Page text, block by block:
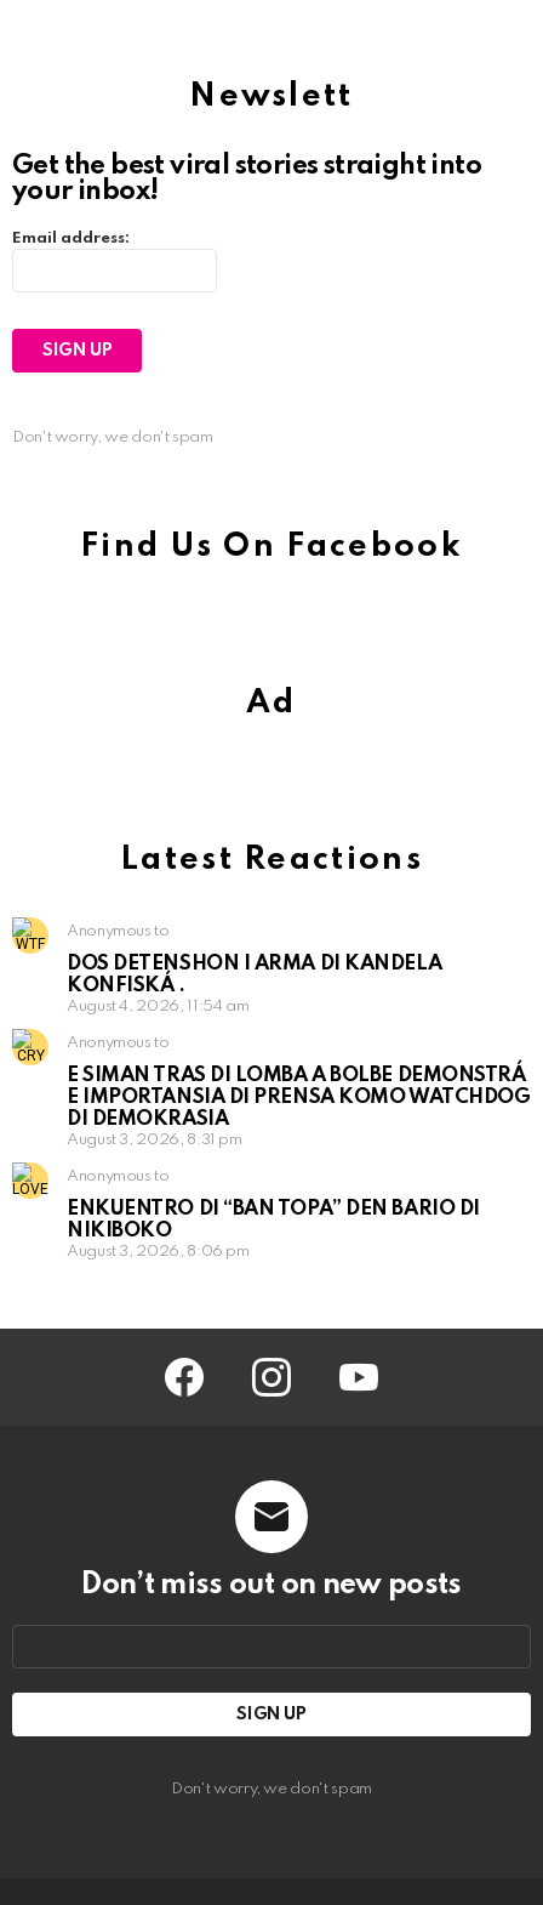
Newslett
Get the best viral stories straight into
your inbox!
Email address:
Don't worry, we don't spam
Find Us On Facebook
Ad
Latest Reactions
Anonymous to
DOS DETENSHON I ARMA DI KANDELA
KONFISKÁ .
August 4, 2026, 11:54 am
Anonymous to
E SIMAN TRAS DI LOMBA A BOLBE DEMONSTRÁ
E IMPORTANSIA DI PRENSA KOMO WATCHDOG
DI DEMOKRASIA
August 3, 2026, 8:31 pm
Anonymous to
ENKUENTRO DI “BAN TOPA” DEN BARIO DI
NIKIBOKO
August 3, 2026, 8:06 pm
facebook instagram youtube
Don’t miss out on new posts
Don't worry, we don't spam